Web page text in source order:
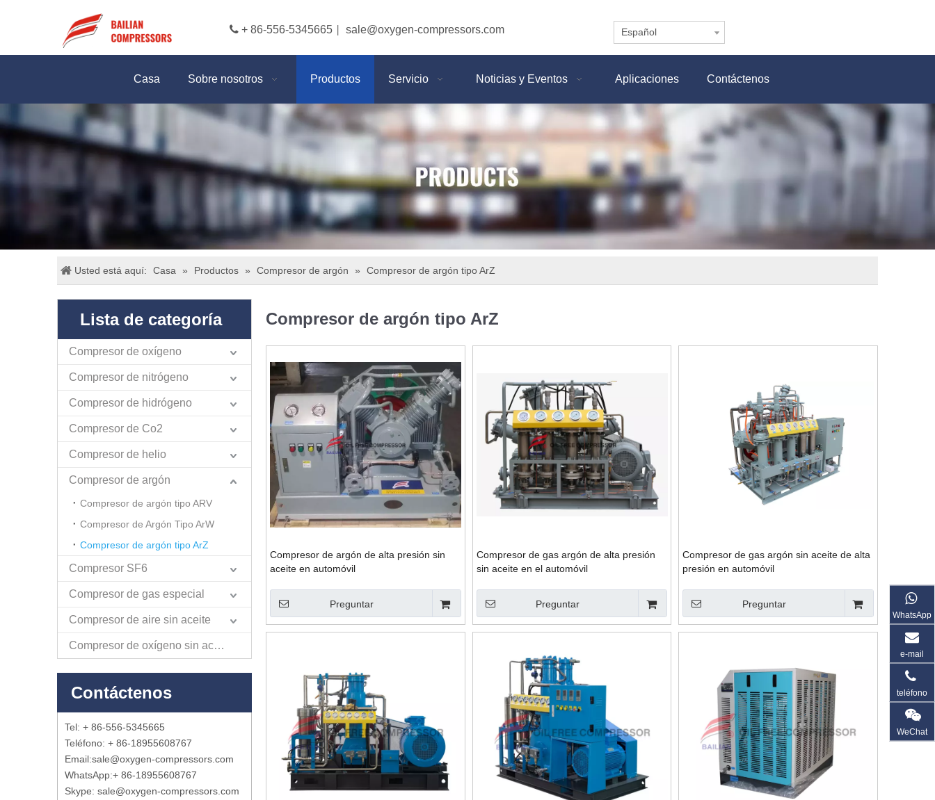
 + 86-556-5345665 sale@oxygen-compressors.com Español
Casa Sobre nosotros Productos Servicio Noticias y Eventos Aplicaciones Contáctenos
Usted está aquí: Casa » Productos » Compresor de argón » Compresor de argón tipo ArZ
Lista de categoría
Compresor de oxígeno
Compresor de nitrógeno
Compresor de hidrógeno
Compresor de Co2
Compresor de helio
Compresor de argón
Compresor de argón tipo ARV
Compresor de Argón Tipo ArW
Compresor de argón tipo ArZ
Compresor SF6
Compresor de gas especial
Compresor de aire sin aceite
Compresor de oxígeno sin aceite
Contáctenos
Tel: + 86-556-5345665
Teléfono: + 86-18955608767
Email:sale@oxygen-compressors.com
WhatsApp:+ 86-18955608767
Skype: sale@oxygen-compressors.com
Compresor de argón tipo ArZ
Compresor de argón de alta presión sin
aceite en automóvil
Preguntar
Compresor de gas argón de alta presión
sin aceite en el automóvil
Preguntar
Compresor de gas argón sin aceite de alta
presión en automóvil
Preguntar
WhatsApp
e-mail
teléfono
WeChat